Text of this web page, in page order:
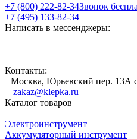
+7 (800) 222-82-34Звонок
+7 (495) 133-82-34
Написать в мессенджеры:
Контакты:
Москва, Юрьевский пер. 13А
zakaz@klepka.ru
Каталог товаров
Электроинструмент
Аккумуляторный инструмент